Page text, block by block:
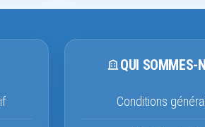
QUI SOMMES-
Conditions